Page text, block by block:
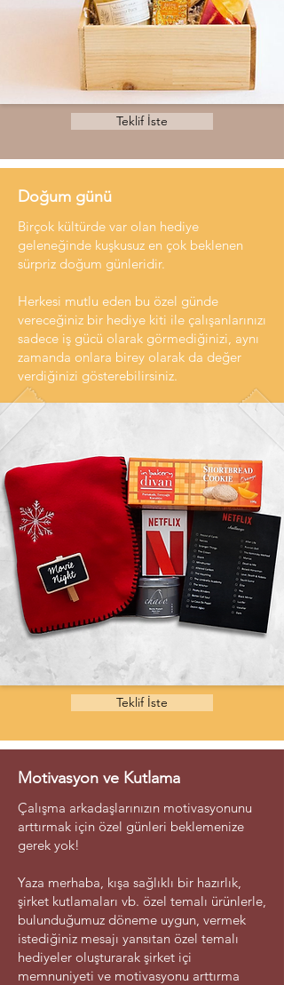
Teklif İste
Doğum günü
Birçok kültürde var olan hediye
geleneğinde kuşkusuz en çok beklenen
sürpriz doğum günleridir.
Herkesi mutlu eden bu özel günde
vereceğiniz bir hediye kiti ile çalışanlarınızı
sadece iş gücü olarak görmediğinizi, aynı
zamanda onlara birey olarak da değer
verdiğinizi gösterebilirsiniz.
Teklif İste
Motivasyon ve Kutlama
Çalışma arkadaşlarınızın motivasyonunu
arttırmak için özel günleri beklemenize
gerek yok!
Yaza merhaba, kışa sağlıklı bir hazırlık,
şirket kutlamaları vb. özel temalı ürünlerle,
bulunduğumuz döneme uygun, vermek
istediğiniz mesajı yansıtan özel temalı
hediyeler oluşturarak şirket içi
memnuniyeti ve motivasyonu arttırma